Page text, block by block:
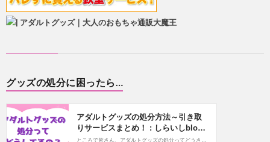
グッズの処分に困ったら…